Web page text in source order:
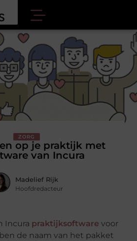
ZORG
op je praktijk met
van Incura
Madelief Rijk
Hoofdredacteur
Incura praktijksoftware voor
de naam van het pakket